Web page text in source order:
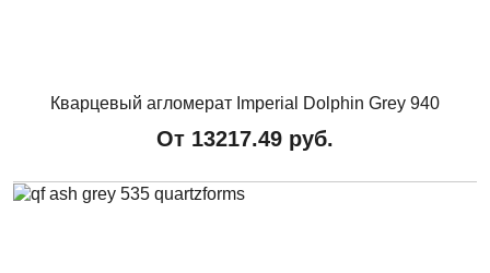
Кварцевый агломерат Imperial Dolphin Grey 940
От 13217.49 руб.